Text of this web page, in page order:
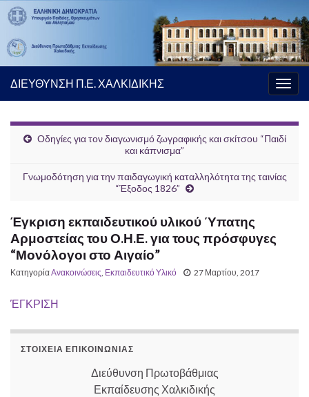
ΔΙΕΥΘΥΝΣΗ Π.Ε. ΧΑΛΚΙΔΙΚΗΣ
Οδηγίες για τον διαγωνισμό ζωγραφικής και σκίτσου “Παιδί
και κάπνισμα”
Γνωμοδότηση για την παιδαγωγική καταλληλότητα της ταινίας
“Έξοδος 1826”
Έγκριση εκπαιδευτικού υλικού Ύπατης
Αρμοστείας του Ο.Η.Ε. για τους πρόσφυγες
“Μονόλογοι στο Αιγαίο”
ΚατηγορίαΑνακοινώσεις Εκπαιδευτικό Υλικό 27 Μαρτίου, 2017
ΈΓΚΡΙΣΗ
ΣΤΟΙΧΕΊΑ ΕΠΙΚΟΙΝΩΝΊΑΣ
Διεύθυνση Πρωτοβάθμιας
Εκπαίδευσης Χαλκιδικής